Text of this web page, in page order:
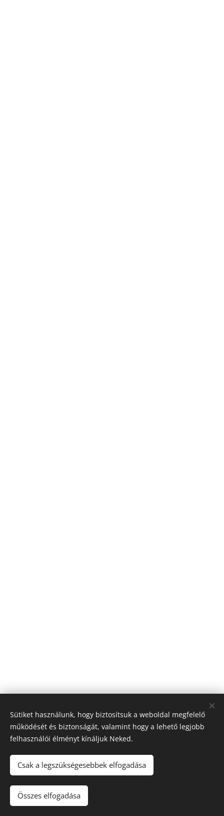
© 2026 Nagyfólia Kft. Minden jog fenntartva
Sütik
Sütiket használunk, hogy biztosítsuk a weboldal megfelelő
működését és biztonságát, valamint hogy a lehető legjobb
felhasználói élményt kínáljuk Neked.
Csak a legszükségesebbek elfogadása
Összes elfogadása